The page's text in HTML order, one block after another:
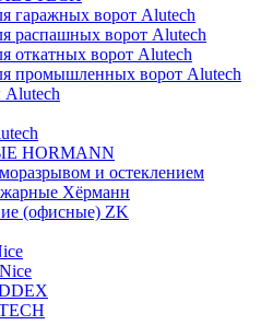
гаражных ворот Alutech
распашных ворот Alutech
откатных ворот Alutech
промышленных ворот Alutech
Alutech
HORMANN
и остеклением
Хёрманн
(офисные) ZK